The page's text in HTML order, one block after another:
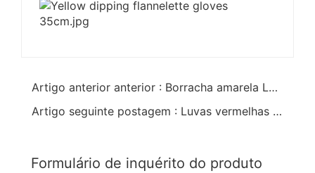
Artigo anterior anterior : Borracha amarela Luvas à prova de gordura compridas 60cm
Artigo seguinte postagem : Luvas vermelhas mergulhadas em flanela de borracha 27cm
Formulário de inquérito do produto